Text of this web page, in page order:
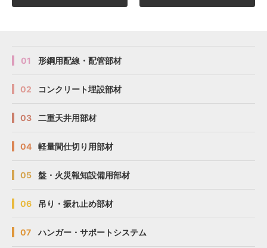
01 形鋼用配線・配管部材
02 コンクリート埋設部材
03 二重天井用部材
04 軽量間仕切り用部材
05 盤・火災報知設備用部材
06 吊り・振れ止め部材
07 ハンガー・サポートシステム